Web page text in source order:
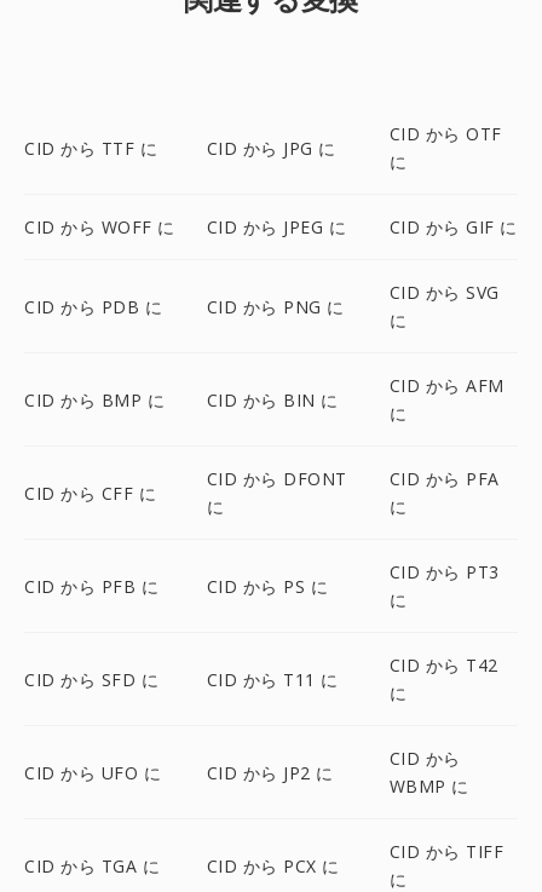
CID から TTF に CID から JPG に
CID から OTF
に
CID から WOFF に CID から JPEG に CID から GIF に
CID から PDB に CID から PNG に
CID から SVG
に
CID から BMP に CID から BIN に
CID から AFM
に
CID から CFF に
CID から DFONT
に
CID から PFA
に
CID から PFB に CID から PS に
CID から PT3
に
CID から SFD に CID から T11 に
CID から T42
に
CID から UFO に CID から JP2 に
CID から
WBMP に
CID から TGA に CID から PCX に
CID から TIFF
に